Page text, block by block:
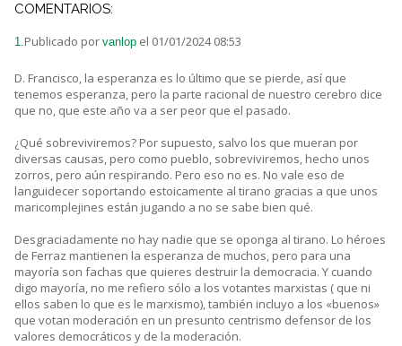
COMENTARIOS:
1.Publicado por vanlop el 01/01/2024 08:53
D. Francisco, la esperanza es lo último que se pierde, así que
tenemos esperanza, pero la parte racional de nuestro cerebro dice
que no, que este año va a ser peor que el pasado.
¿Qué sobreviviremos? Por supuesto, salvo los que mueran por
diversas causas, pero como pueblo, sobreviviremos, hecho unos
zorros, pero aún respirando. Pero eso no es. No vale eso de
languidecer soportando estoicamente al tirano gracias a que unos
maricomplejines están jugando a no se sabe bien qué.
Desgraciadamente no hay nadie que se oponga al tirano. Lo héroes
de Ferraz mantienen la esperanza de muchos, pero para una
mayoría son fachas que quieres destruir la democracia. Y cuando
digo mayoría, no me refiero sólo a los votantes marxistas ( que ni
ellos saben lo que es le marxismo), también incluyo a los «buenos»
que votan moderación en un presunto centrismo defensor de los
valores democráticos y de la moderación.